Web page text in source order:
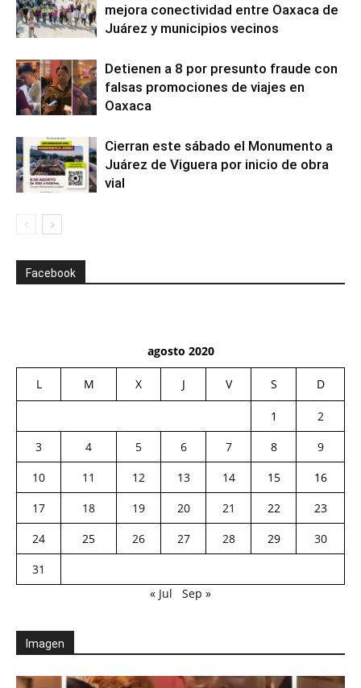
mejora conectividad entre Oaxaca de
Juárez y municipios vecinos
Detienen a 8 por presunto fraude con
falsas promociones de viajes en
Oaxaca
Cierran este sábado el Monumento a
Juárez de Viguera por inicio de obra
vial
Facebook
agosto 2020
L M X J V S D
1
2
3
4 5 6 7 8
9
10
11 12 13 14 15
16
17
18 19 20 21 22
23
24
25 26 27 28 29
30
31
« Jul
Sep »
Imagen